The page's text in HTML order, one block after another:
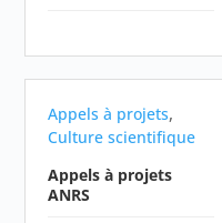
Appels à projets,
Culture scientifique
Appels à projets
ANRS